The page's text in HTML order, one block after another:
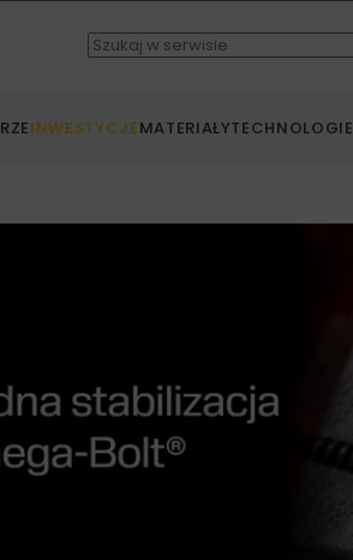
INWESTYCJEMATERIAŁYTECHNOLOGIE